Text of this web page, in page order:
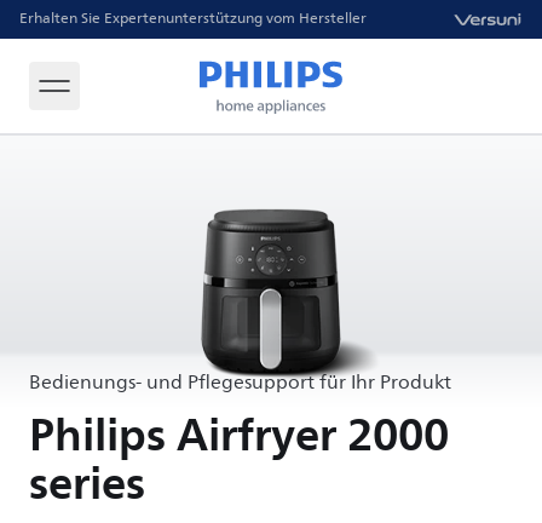
Erhalten Sie Expertenunterstützung vom Hersteller
Bedienungs- und Pflegesupport für Ihr Produkt
Philips Airfryer 2000
series